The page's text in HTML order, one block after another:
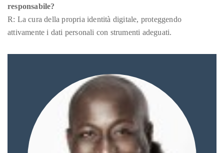
responsabile?
R: La cura della propria identità digitale, proteggendo
attivamente i dati personali con strumenti adeguati.